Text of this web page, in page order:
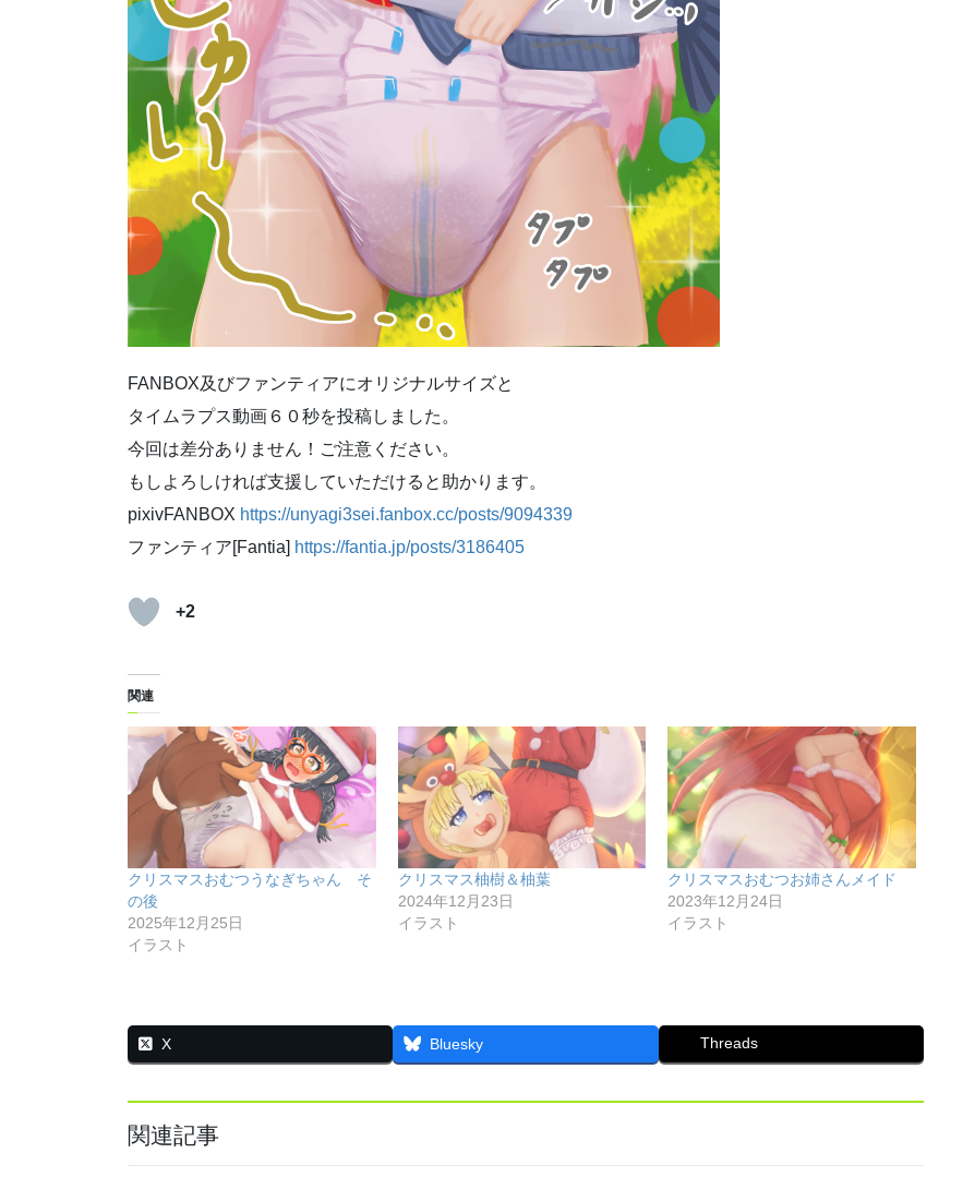
FANBOX及びファンティアにオリジナルサイズと
タイムラプス動画６０秒を投稿しました。
今回は差分ありません！ご注意ください。
もしよろしければ支援していただけると助かります。
pixivFANBOX https://unyagi3sei.fanbox.cc/posts/9094339
ファンティア[Fantia] https://fantia.jp/posts/3186405
+2
関連
クリスマスおむつうなぎちゃん そ
の後
2025年12月25日
イラスト
クリスマス柚樹＆柚葉
2024年12月23日
イラスト
クリスマスおむつお姉さんメイド
2023年12月24日
イラスト
X Bluesky Threads
関連記事